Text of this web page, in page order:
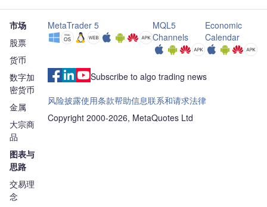
市场
股票
货币
数字加
密货币
金属
大宗商
品
图表与
思路
交易理
念
MetaTrader 5
MQL5
Channels
Economic
Calendar
Subscribe to algo trading news
风险披露使用条款帮助信息联系和请求法律
Copyright 2000-2026, MetaQuotes Ltd